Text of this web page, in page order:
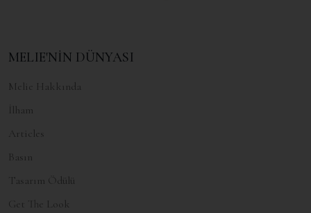
MELIE'NİN DÜNYASI
Melie Hakkında
İlham
Articles
Basın
Tasarım Ödülü
Get The Look